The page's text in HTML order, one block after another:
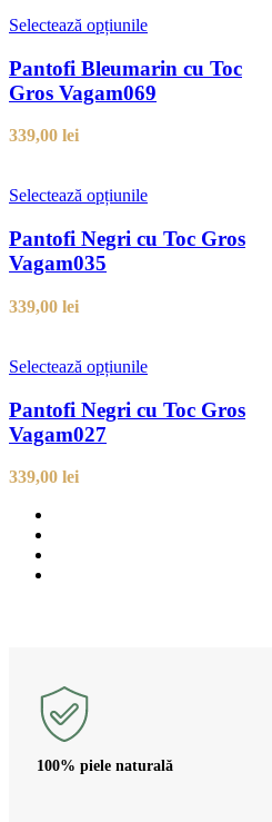
Selectează opțiunile
Pantofi Bleumarin cu Toc
Gros Vagam069
339,00 lei
Selectează opțiunile
Pantofi Negri cu Toc Gros
Vagam035
339,00 lei
Selectează opțiunile
Pantofi Negri cu Toc Gros
Vagam027
339,00 lei
100% piele naturală